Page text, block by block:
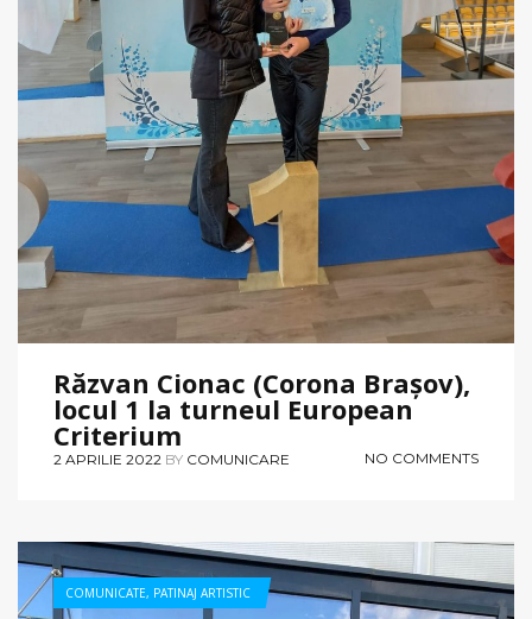
Răzvan Cionac (Corona Brașov),
locul 1 la turneul European
Criterium
2 APRILIE 2022 BY COMUNICARE NO COMMENTS
COMUNICATE, PATINAJ ARTISTIC